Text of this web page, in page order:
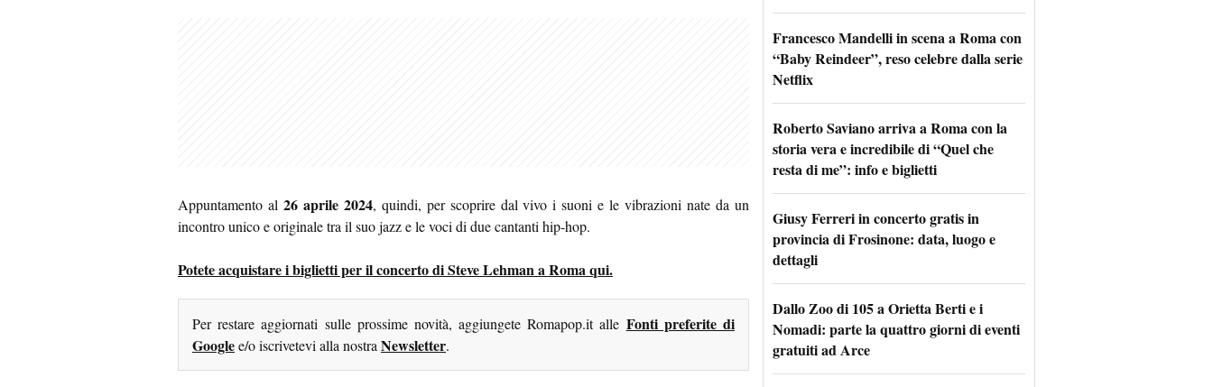
Appuntamento al 26 aprile 2024, quindi, per scoprire dal vivo i suoni e le vibrazioni nate da un
incontro unico e originale tra il suo jazz e le voci di due cantanti hip-hop.
Potete acquistare i biglietti per il concerto di Steve Lehman a Roma qui.
Per restare aggiornati sulle prossime novità, aggiungete Romapop.it alle Fonti preferite di
Googlee/o iscrivetevi alla nostraNewsletter.
Francesco Mandelli in scena a Roma con
“Baby Reindeer”, reso celebre dalla serie
Netflix
Roberto Saviano arriva a Roma con la
storia vera e incredibile di “Quel che
resta di me”: info e biglietti
Giusy Ferreri in concerto gratis in
provincia di Frosinone: data, luogo e
dettagli
Dallo Zoo di 105 a Orietta Berti e i
Nomadi: parte la quattro giorni di eventi
gratuiti ad Arce